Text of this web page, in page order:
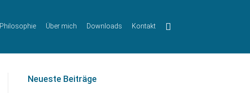
Philosophie Über mich Downloads Kontakt
Neueste Beiträge